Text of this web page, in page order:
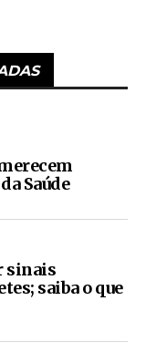
Saúde
sinais
saiba o que